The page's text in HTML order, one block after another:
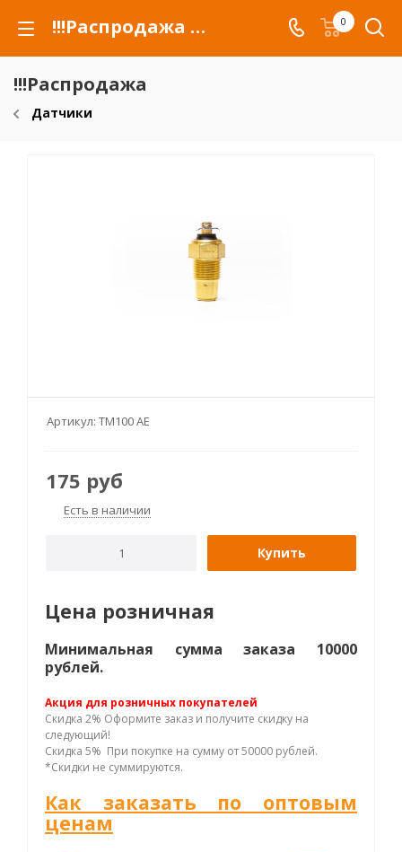
!!!Распродажа для автомобилей российских марок и сельхозтехники 0
!!!Распродажа
Датчики
Артикул: ТМ100 AE
175 руб
Есть в наличии
Купить
Цена розничная
Минимальная сумма заказа 10000
рублей.
Акция для розничных покупателей
Скидка 2% Оформите заказ и получите скидку на
следующий!
Скидка 5% При покупке на сумму от 50000 рублей.
*Скидки не суммируются.
Как заказать по оптовым
ценам